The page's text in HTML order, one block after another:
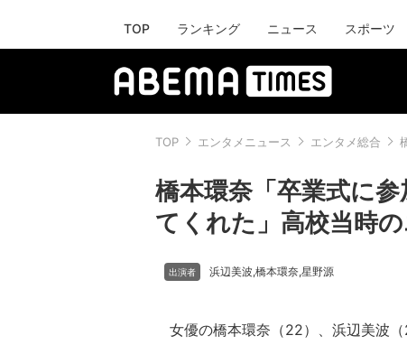
TOP ランキング ニュース スポーツ
TOP エンタメニュース エンタメ総合
橋本環奈「卒業式に
てくれた」高校当時
浜辺美波,橋本環奈,星野源
女優の橋本環奈（22）、浜辺美波